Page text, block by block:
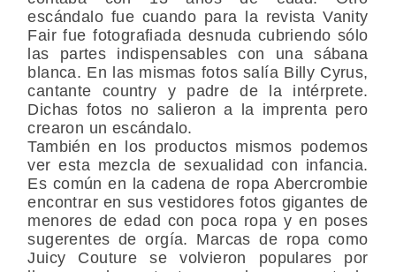
escándalo fue cuando para la revista Vanity
Fair fue fotografiada desnuda cubriendo sólo
las partes indispensables con una sábana
blanca. En las mismas fotos salía Billy Cyrus,
cantante country y padre de la intérprete.
Dichas fotos no salieron a la imprenta pero
crearon un escándalo.
También en los productos mismos podemos
ver esta mezcla de sexualidad con infancia.
Es común en la cadena de ropa Abercrombie
encontrar en sus vestidores fotos gigantes de
menores de edad con poca ropa y en poses
sugerentes de orgía. Marcas de ropa como
Juicy Couture se volvieron populares por